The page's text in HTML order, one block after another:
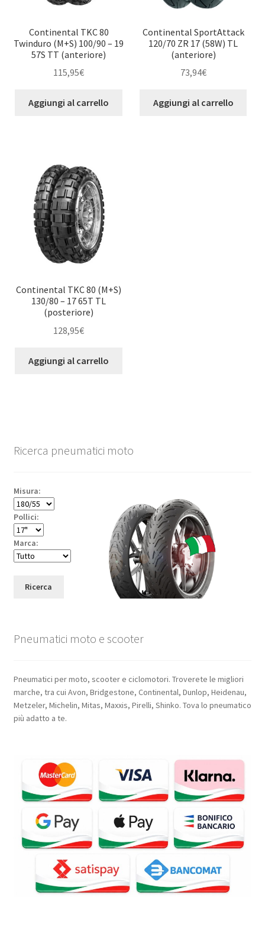
Continental TKC 80
Twinduro (M+S) 100/90 – 19
57S TT (anteriore)
115,95€
Aggiungi al carrello
Continental SportAttack
120/70 ZR 17 (58W) TL
(anteriore)
73,94€
Aggiungi al carrello
Continental TKC 80 (M+S)
130/80 – 17 65T TL
(posteriore)
128,95€
Aggiungi al carrello
Ricerca pneumatici moto
Misura:
Pollici:
Marca:
Ricerca
Pneumatici moto e scooter
Pneumatici per moto, scooter e ciclomotori. Troverete le migliori
marche, tra cui Avon, Bridgestone, Continental, Dunlop, Heidenau,
Metzeler, Michelin, Mitas, Maxxis, Pirelli, Shinko. Tova lo pneumatico
più adatto a te.